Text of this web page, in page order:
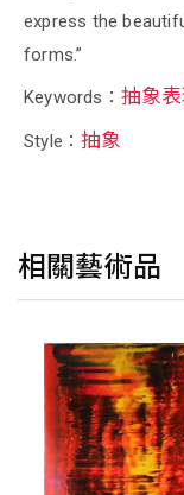
express the
forms.”
Keywords： 抽象
Style：抽象
相關藝術品